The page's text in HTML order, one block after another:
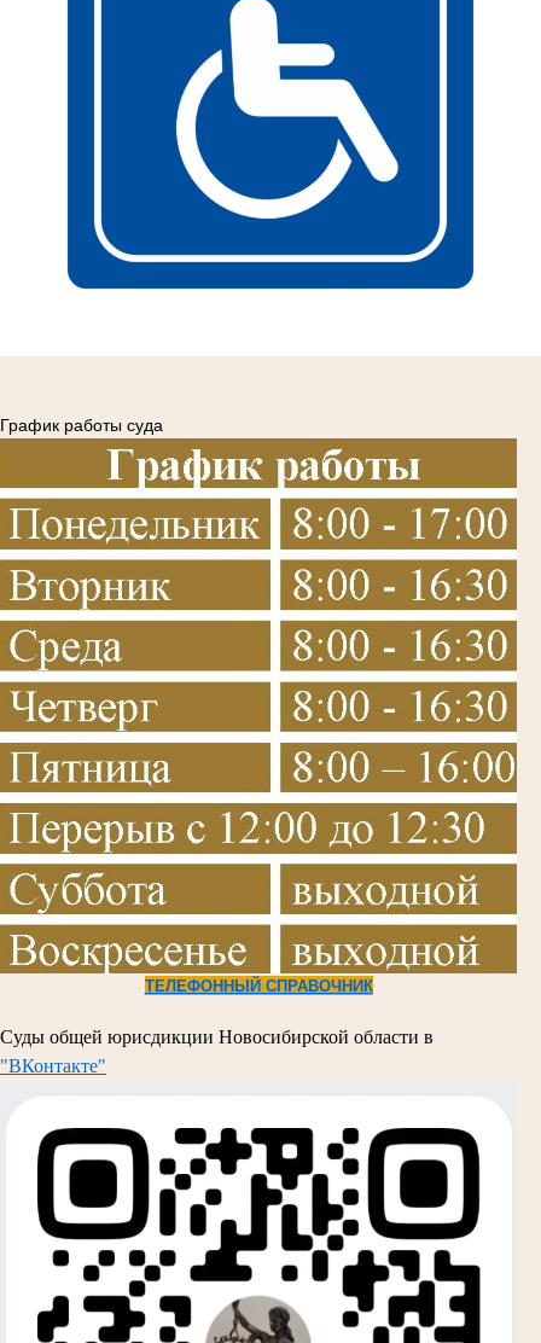
График работы суда
ТЕЛЕФОННЫЙ СПРАВОЧНИК
Суды общей юрисдикции Новосибирской области в
"ВКонтакте"